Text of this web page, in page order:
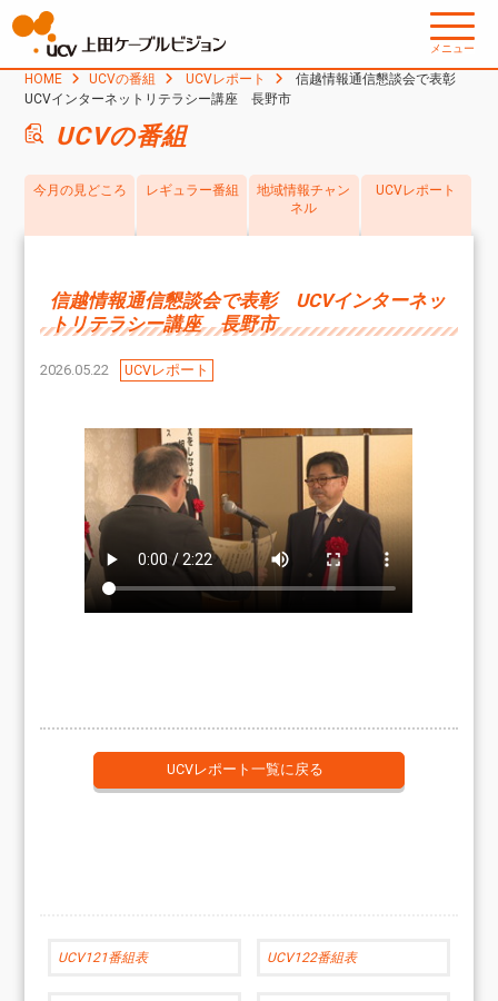
メニュー
HOME UCVの番組 UCVレポート
信越情報通信懇談会で表彰
UCVインターネットリテラシー講座 長野市
UCVの番組
今月の見どころ レギュラー番組
地域情報チャン
ネル
UCVレポート
信越情報通信懇談会で表彰 UCVインターネッ
トリテラシー講座 長野市
2026.05.22 UCVレポート
UCVレポート一覧に戻る
UCV121番組表 UCV122番組表